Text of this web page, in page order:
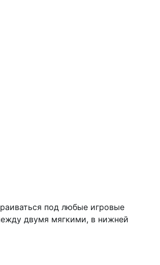
под любые игровые
двумя мягкими, в нижней